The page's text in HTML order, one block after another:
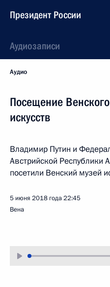
Президент России
Аудиозаписи
Аудио
Посещение
искусств
Владимир Путин и
Австрийской Республики
посетили Венский музей
5 июня 2018 года22:45
Вена